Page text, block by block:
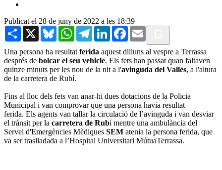
Publicat el 28 de juny de 2022 a les 18:39
Share X BlueskyWhatsAppTelegramLinkedInFacebook
Email
Una persona ha resultat ferida aquest dilluns al vespre a Terrassa
després de bolcar el seu vehicle. Els fets han passat quan faltaven
quinze minuts per les nou de la nit a l'avinguda del Vallès, a l'altura
de la carretera de Rubí.
Fins al lloc dels fets van anar-hi dues dotacions de la Policia
Municipal i van comprovar que una persona havia resultat
ferida. Els agents van tallar la circulació de l’avinguda i van desviar
el trànsit per la carretera de Rubí mentre una ambulància del
Servei d'Emergències Mèdiques SEM atenia la persona ferida, que
va ser traslladada a l’Hospital Universitari MútuaTerrassa.